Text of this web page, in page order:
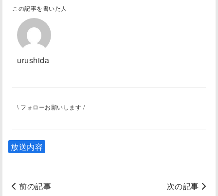
この記事を書いた人
urushida
\ フォローお願いします /
放送内容
前の記事 次の記事